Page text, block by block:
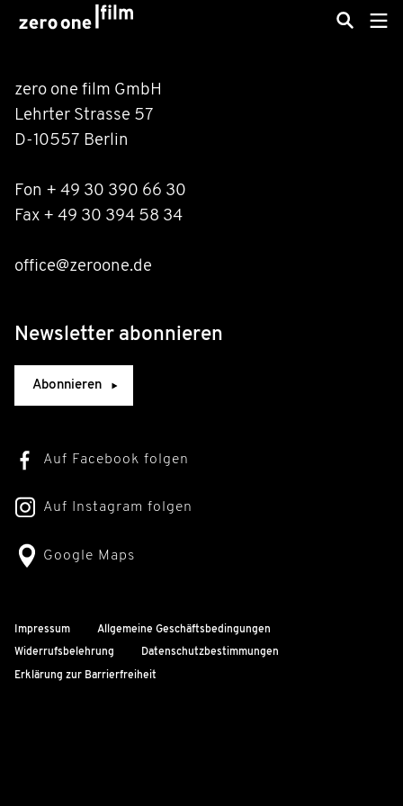
zero one film GmbH
Lehrter Strasse 57
D-10557 Berlin
Fon + 49 30 390 66 30
Fax + 49 30 394 58 34
office@zeroone.de
Newsletter abonnieren
Abonnieren
Auf Facebook folgen
Auf Instagram folgen
Google Maps
Impressum Allgemeine Geschäftsbedingungen
Widerrufsbelehrung Datenschutzbestimmungen
Erklärung zur Barrierfreiheit